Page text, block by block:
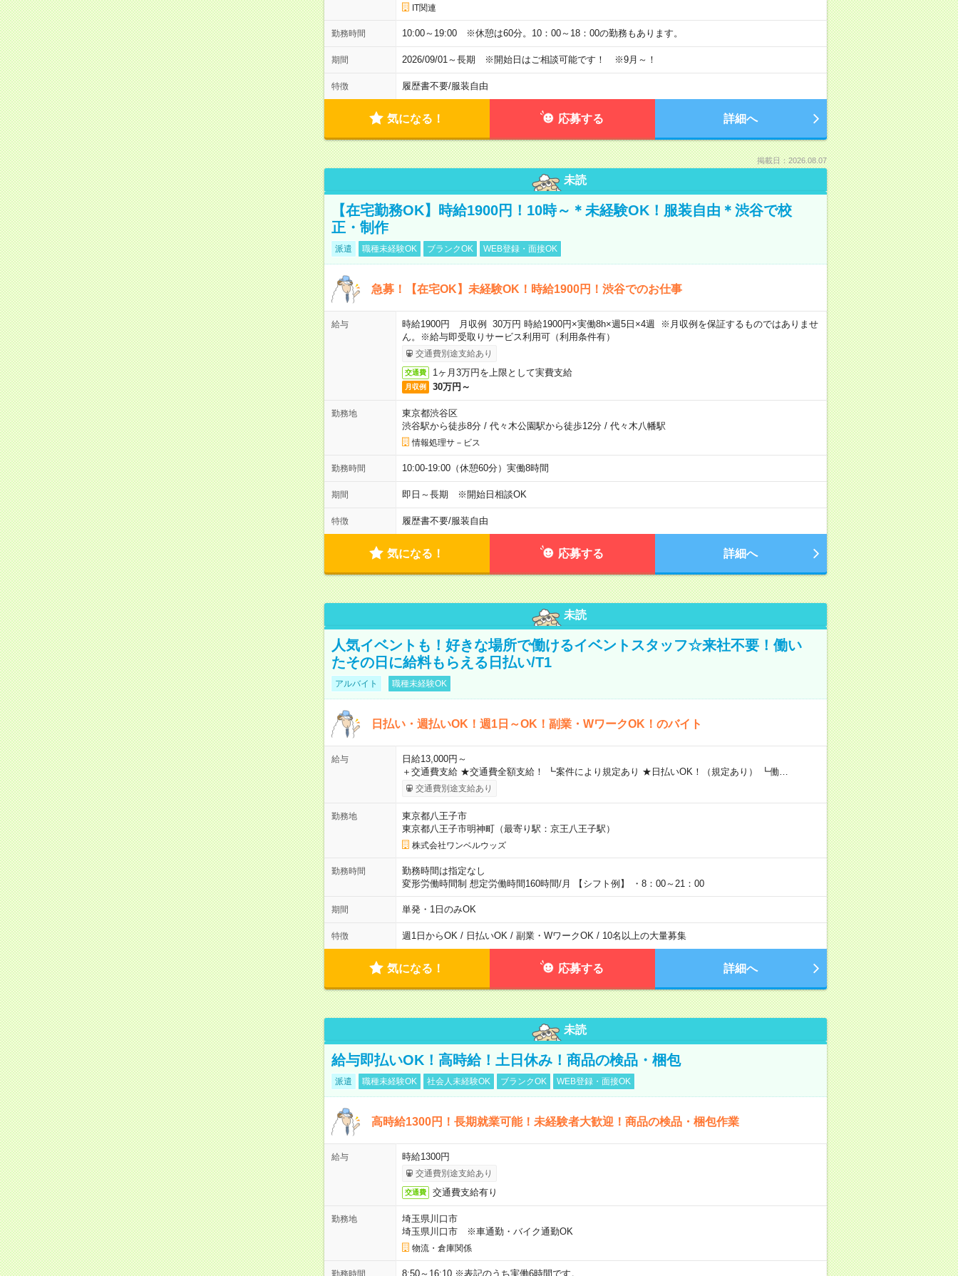
IT関連
勤務時間 10:00～19:00 ※休憩は60分。10：00～18：00の勤務もあります。
期間 2026/09/01～長期 ※開始日はご相談可能です！ ※9月～！
特徴 履歴書不要/服装自由
気になる！ 応募する 詳細へ
掲載日：2026.08.07
未読
【在宅勤務OK】時給1900円！10時～＊未経験OK！服装自由＊渋谷で校
正・制作
派遣 職種未経験OK ブランクOK WEB登録・面接OK
急募！【在宅OK】未経験OK！時給1900円！渋谷でのお仕事
給与
時給1900円 月収例 30万円 時給1900円×実働8h×週5日×4週 ※月収例を保証するものではありませ
ん。※給与即受取りサービス利用可（利用条件有）
交通費別途支給あり
交通費 1ヶ月3万円を上限として実費支給
月収例 30万円～
勤務地
東京都渋谷区
渋谷駅から徒歩8分/ 代々木公園駅から徒歩12分/ 代々木八幡駅
情報処理サ－ビス
勤務時間 10:00-19:00（休憩60分）実働8時間
期間 即日～長期 ※開始日相談OK
特徴 履歴書不要/服装自由
気になる！ 応募する 詳細へ
未読
人気イベントも！好きな場所で働けるイベントスタッフ☆来社不要！働い
たその日に給料もらえる日払い/T1
アルバイト 職種未経験OK
日払い・週払いOK！週1日～OK！副業・WワークOK！のバイト
給与
日給13,000円～
＋交通費支給 ★交通費全額支給！ ┗案件により規定あり ★日払いOK！（規定あり） ┗働…
交通費別途支給あり
勤務地
東京都八王子市
東京都八王子市明神町（最寄り駅：京王八王子駅）
株式会社ワンベルウッズ
勤務時間
勤務時間は指定なし
変形労働時間制 想定労働時間160時間/月 【シフト例】 ・8：00～21：00
期間 単発・1日のみOK
特徴 週1日からOK / 日払いOK / 副業・WワークOK / 10名以上の大量募集
気になる！ 応募する 詳細へ
未読
給与即払いOK！高時給！土日休み！商品の検品・梱包
派遣 職種未経験OK 社会人未経験OK ブランクOK WEB登録・面接OK
高時給1300円！長期就業可能！未経験者大歓迎！商品の検品・梱包作業
給与 時給1300円
交通費別途支給あり
交通費 交通費支給有り
勤務地
埼玉県川口市
埼玉県川口市 ※車通勤・バイク通勤OK
物流・倉庫関係
勤務時間 8:50～16:10 ※表記のうち実働6時間です。